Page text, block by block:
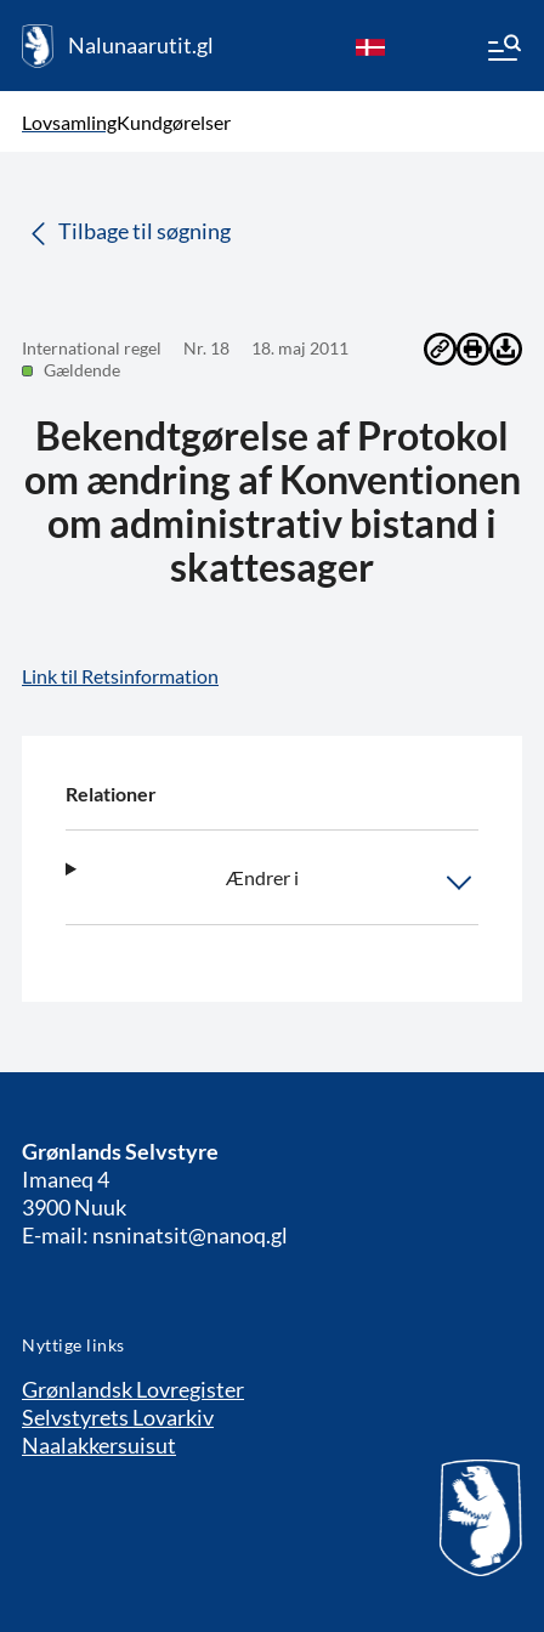
Nalunaarutit.gl
LovsamlingKundgørelser
Tilbage til søgning
International regel Nr. 18
18. maj 2011
Gældende
Bekendtgørelse af Protokol
om ændring af Konventionen
om administrativ bistand i
skattesager
Link til Retsinformation
Relationer
Ændrer i
Grønlands Selvstyre
Imaneq 4
3900 Nuuk
E-mail: nsninatsit@nanoq.gl
Nyttige links
Grønlandsk Lovregister
Selvstyrets Lovarkiv
Naalakkersuisut